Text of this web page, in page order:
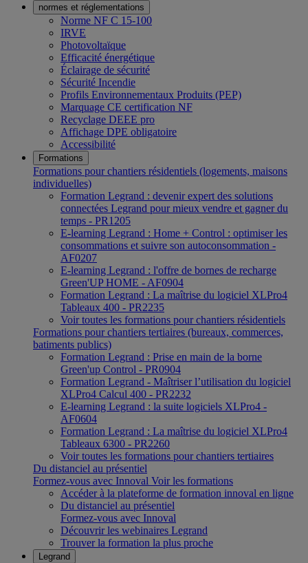
normes et réglementations
Norme NF C 15-100
IRVE
Photovoltaïque
Efficacité énergétique
Éclairage de sécurité
Sécurité Incendie
Profils Environnementaux Produits (PEP)
Marquage CE certification NF
Recyclage DEEE pro
Affichage DPE obligatoire
Accessibilité
Formations
Formations pour chantiers résidentiels (logements, maisons
individuelles)
Formation Legrand : devenir expert des solutions
connectées Legrand pour mieux vendre et gagner du
temps - PR1205
E-learning Legrand : Home + Control : optimiser les
consommations et suivre son autoconsommation -
AF0207
E-learning Legrand : l'offre de bornes de recharge
Green'UP HOME - AF0904
Formation Legrand : La maîtrise du logiciel XLPro4
Tableaux 400 - PR2235
Voir toutes les formations pour chantiers résidentiels
Formations pour chantiers tertiaires (bureaux, commerces,
batiments publics)
Formation Legrand : Prise en main de la borne
Green'up Control - PR0904
Formation Legrand - Maîtriser l’utilisation du logiciel
XLPro4 Calcul 400 - PR2232
E-learning Legrand : la suite logiciels XLPro4 -
AF0604
Formation Legrand : La maîtrise du logiciel XLPro4
Tableaux 6300 - PR2260
Voir toutes les formations pour chantiers tertiaires
Du distanciel au présentiel
Formez-vous avec Innoval Voir les formations
Accéder à la plateforme de formation innoval en ligne
Du distanciel au présentiel
Formez-vous avec Innoval
Découvrir les webinaires Legrand
Trouver la formation la plus proche
Legrand